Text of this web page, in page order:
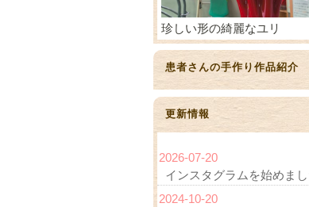
珍しい形の綺麗なユリ
患者さんの手作り作品紹介
更新情報
2026-07-20
インスタグラムを始めまし
2024-10-20